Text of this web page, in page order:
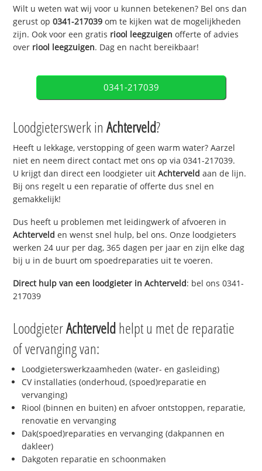
Wilt u weten wat wij voor u kunnen betekenen? Bel ons dan
gerust op0341-217039 om te kijken wat de mogelijkheden
zijn. Ook voor een gratis riool leegzuigen offerte of advies
over riool leegzuigen. Dag en nacht bereikbaar!
0341-217039
Loodgieterswerk inAchterveld?
Heeft u lekkage, verstopping of geen warm water? Aarzel
niet en neem direct contact met ons op via 0341-217039.
U krijgt dan direct een loodgieter uitAchterveld aan de lijn.
Bij ons regelt u een reparatie of offerte dus snel en
gemakkelijk!
Dus heeft u problemen met leidingwerk of afvoeren in
Achterveld en wenst snel hulp, bel ons. Onze loodgieters
werken 24 uur per dag, 365 dagen per jaar en zijn elke dag
bij u in de buurt om spoedreparaties uit te voeren.
Direct hulp van een loodgieter inAchterveld: bel ons 0341-
217039
LoodgieterAchterveldhelpt u met de reparatie
of vervanging van:
Loodgieterswerkzaamheden (water- en gasleiding)
CV installaties (onderhoud, (spoed)reparatie en
vervanging)
Riool (binnen en buiten) en afvoer ontstoppen, reparatie,
renovatie en vervanging
Dak(spoed)reparaties en vervanging (dakpannen en
dakleer)
Dakgoten reparatie en schoonmaken